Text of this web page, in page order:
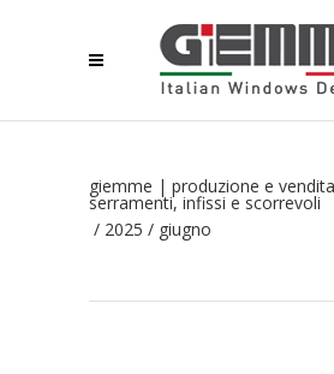
giemme | produzione e
serramenti, infissi e scorrevoli
/ 2025 / giugno